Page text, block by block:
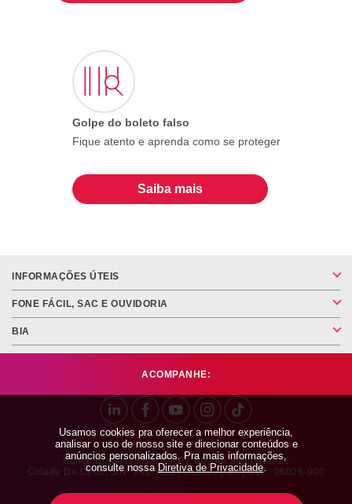
Golpe do boleto falso
Fique atento e aprenda como se proteger
Saiba mais
Usamos cookies pra oferecer a melhor experiência,
analisar o uso de nosso site e direcionar conteúdos e
anúncios personalizados. Pra mais informações,
consulte nossaDiretiva de Privacidade.
INFORMAÇÕES ÚTEIS
FONE FÁCIL, SAC E OUVIDORIA
BIA
ACOMPANHE:
Banco Bradesco SA | CNPJ: 60.746.948.0001-12
Cidade De Deus, S/nº Vila Yara | Osasco | SP | CEP: 06029-900